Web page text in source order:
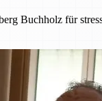
Buchholz für